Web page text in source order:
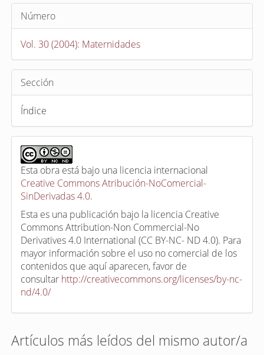
Número
Vol. 30 (2004): Maternidades
Sección
Índice
Esta obra está bajo una licencia internacional
Creative Commons Atribución-NoComercial-
SinDerivadas 4.0.
Esta es una publicación bajo la licencia Creative
Commons Attribution-Non Commercial-No
Derivatives 4.0 International (CC BY-NC- ND 4.0). Para
mayor información sobre el uso no comercial de los
contenidos que aquí aparecen, favor de
consultar http://creativecommons.org/licenses/by-nc-
nd/4.0/
Artículos más leídos del mismo autor/a